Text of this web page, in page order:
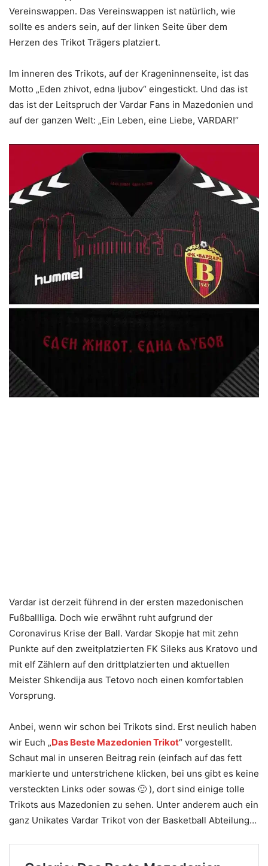
Vereinswappen. Das Vereinswappen ist natürlich, wie
sollte es anders sein, auf der linken Seite über dem
Herzen des Trikot Trägers platziert.
Im inneren des Trikots, auf der Krageninnenseite, ist das
Motto „Eden zhivot, edna ljubov“ eingestickt. Und das ist
das ist der Leitspruch der Vardar Fans in Mazedonien und
auf der ganzen Welt: „Ein Leben, eine Liebe, VARDAR!“
Vardar ist derzeit führend in der ersten mazedonischen
Fußballliga. Doch wie erwähnt ruht aufgrund der
Coronavirus Krise der Ball. Vardar Skopje hat mit zehn
Punkte auf den zweitplatzierten FK Sileks aus Kratovo und
mit elf Zählern auf den drittplatzierten und aktuellen
Meister Shkendija aus Tetovo noch einen komfortablen
Vorsprung.
Anbei, wenn wir schon bei Trikots sind. Erst neulich haben
wir Euch „Das Beste Mazedonien Trikot“ vorgestellt.
Schaut mal in unseren Beitrag rein (einfach auf das fett
markierte und unterstrichene klicken, bei uns gibt es keine
versteckten Links oder sowas 🙂 ), dort sind einige tolle
Trikots aus Mazedonien zu sehen. Unter anderem auch ein
ganz Unikates Vardar Trikot von der Basketball Abteilung…